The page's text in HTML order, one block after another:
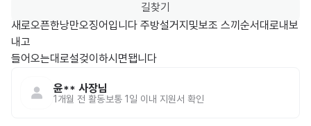
길찾기
새로오픈한낭만오징어입니다 주방설거지및보조 스끼순서대로내보
내고
들어오는대로설겆이하시면됍니다
윤** 사장님
1개월 전 활동 보통 1일 이내 지원서 확인